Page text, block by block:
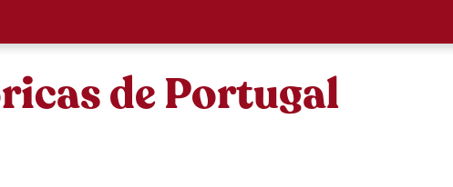
de Portugal